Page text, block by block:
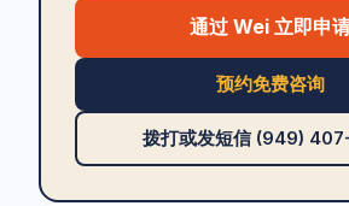
通过 Wei 立即申
预约免费咨询
拨打或发短信 (949)